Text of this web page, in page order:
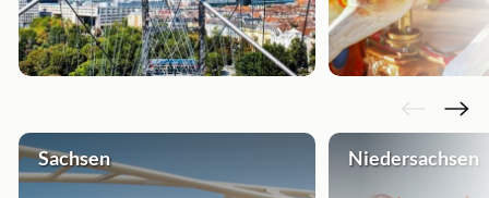
Sachsen Niedersachsen